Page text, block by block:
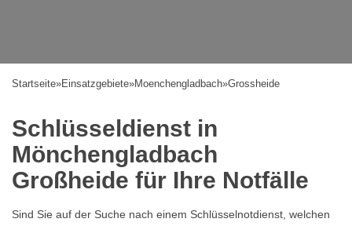
Startseite»Einsatzgebiete»Moenchengladbach»Grossheide
Schlüsseldienst in
Mönchengladbach
Großheide für Ihre Notfälle
Sind Sie auf der Suche nach einem Schlüsselnotdienst, welchen